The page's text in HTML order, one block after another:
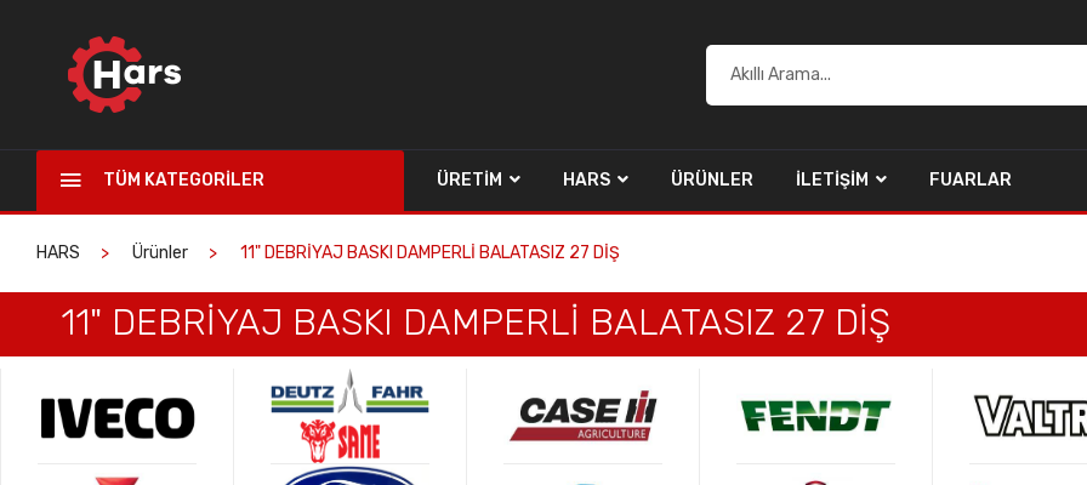
TÜM KATEGORILER ÜRETIM HARS ÜRÜNLER İLETIŞIM FUARLAR
HARS Ürünler 11" DEBRİYAJ BASKI DAMPERLİ BALATASIZ 27 DİŞ
11" DEBRİYAJ BASKI DAMPERLİ BALATASIZ 27 DİŞ